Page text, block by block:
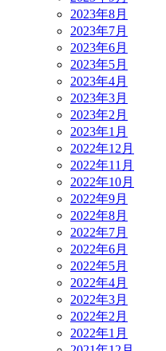
2023年8月
2023年7月
2023年6月
2023年5月
2023年4月
2023年3月
2023年2月
2023年1月
2022年12月
2022年11月
2022年10月
2022年9月
2022年8月
2022年7月
2022年6月
2022年5月
2022年4月
2022年3月
2022年2月
2022年1月